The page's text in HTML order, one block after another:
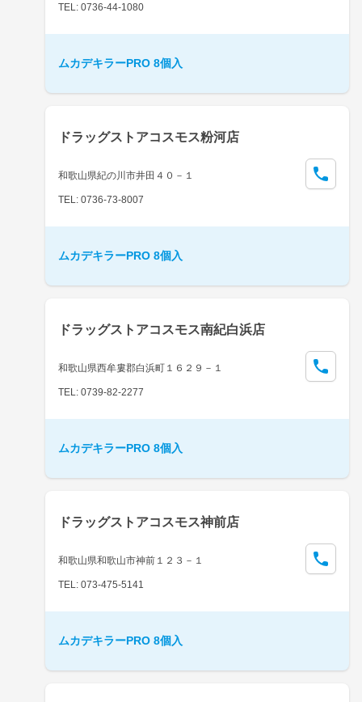
TEL: 0736-44-1080
ムカデキラーPRO 8個入
ドラッグストアコスモス粉河店
和歌山県紀の川市井田４０－１
TEL: 0736-73-8007
ムカデキラーPRO 8個入
ドラッグストアコスモス南紀白浜店
和歌山県西牟婁郡白浜町１６２９－１
TEL: 0739-82-2277
ムカデキラーPRO 8個入
ドラッグストアコスモス神前店
和歌山県和歌山市神前１２３－１
TEL: 073-475-5141
ムカデキラーPRO 8個入